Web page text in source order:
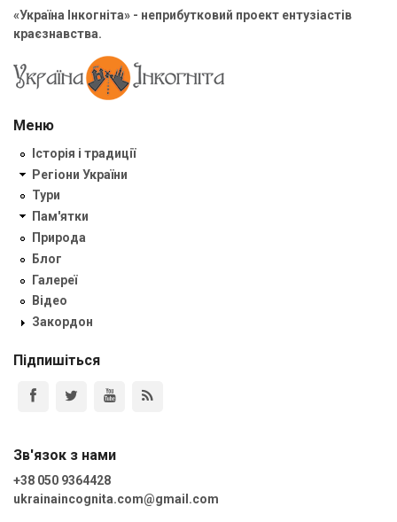
«Україна Інкогніта» - неприбутковий проект ентузіастів
краєзнавства.
Меню
Історія і традиції
Регіони України
Тури
Пам'ятки
Природа
Блог
Галереї
Відео
Закордон
Підпишіться
Зв'язок з нами
+38 050 9364428
ukrainaincognita.com@gmail.com